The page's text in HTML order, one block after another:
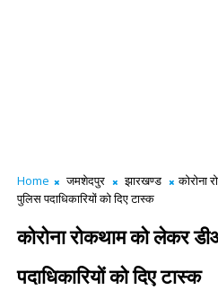
Home जमशेदपुर झारखण्ड
कोरोना
पुलिस पदाधिकारियों को दिए टास्क
कोरोना रोकथाम को लेकर
पदाधिकारियों को दिए टास्क